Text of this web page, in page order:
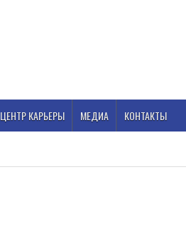
ЦЕНТР КАРЬЕРЫ МЕДИА КОНТАКТЫ